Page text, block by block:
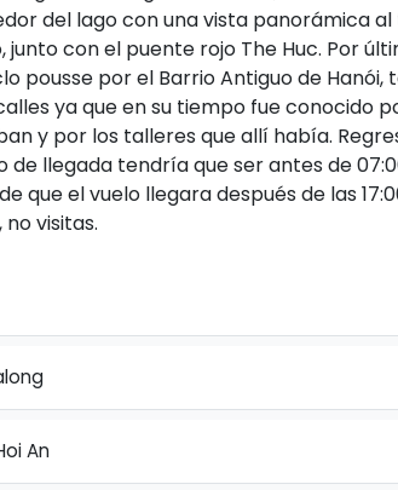
del lago con una vista panorámica al
junto con el puente rojo The Huc. Por
pousse por el Barrio Antiguo de Hanói,
ya que en su tiempo fue conocido
y por los talleres que allí había.
de llegada tendría que ser antes de
que el vuelo llegara después de las
visitas.
An